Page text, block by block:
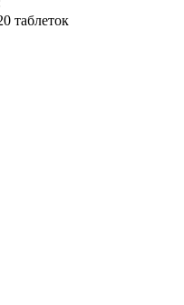
таблеток